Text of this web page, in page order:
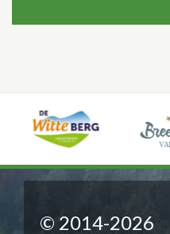
© 2014-2026